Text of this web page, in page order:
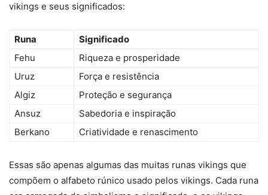
vikings e seus significados:
Runa
Significado
Fehu
Riqueza e prosperidade
Uruz
Força e resistência
Algiz
Proteção e segurança
Ansuz
Sabedoria e inspiração
Berkano
Criatividade e renascimento
Essas são apenas algumas das muitas runas vikings que
compõem o alfabeto rúnico usado pelos vikings. Cada runa